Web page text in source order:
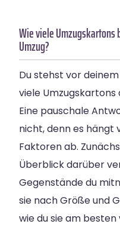
Wie viele
Umzug?
Du stehst vor
viele
Eine pauschale
nicht, denn es hängt
Faktoren ab.
Überblick darüber
Gegenstände du
sie nach Größe und
wie du sie am